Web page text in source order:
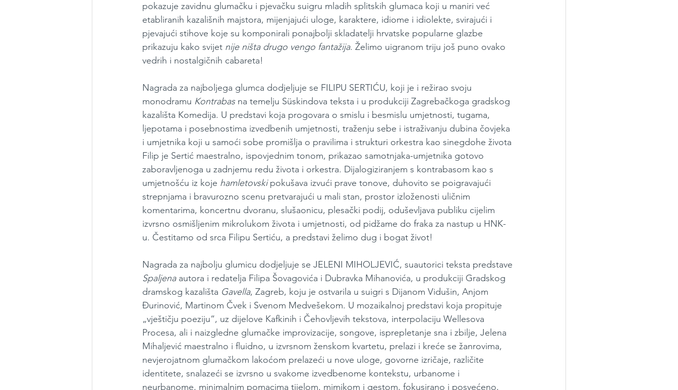
pokazuje zavidnu glumačku i pjevačku suigru mladih splitskih glumaca koji u maniri već
etabliranih kazališnih majstora, mijenjajući uloge, karaktere, idiome i idiolekte, svirajući i
pjevajući stihove koje su komponirali ponajbolji skladatelji hrvatske popularne glazbe
prikazuju kako svijet nije ništa drugo vengo fantažija. Želimo uigranom triju još puno ovako
vedrih i nostalgičnih cabareta!
Nagrada za najboljega glumca dodjeljuje se FILIPU SERTIĆU, koji je i režirao svoju
monodramu Kontrabas na temelju Süskindova teksta i u produkciji Zagrebačkoga gradskog
kazališta Komedija. U predstavi koja progovara o smislu i besmislu umjetnosti, tugama,
ljepotama i posebnostima izvedbenih umjetnosti, traženju sebe i istraživanju dubina čovjeka
i umjetnika koji u samoći sobe promišlja o pravilima i strukturi orkestra kao sinegdohe života
Filip je Sertić maestralno, ispovjednim tonom, prikazao samotnjaka-umjetnika gotovo
zaboravljenoga u zadnjemu redu života i orkestra. Dijalogiziranjem s kontrabasom kao s
umjetnošću iz koje hamletovski pokušava izvući prave tonove, duhovito se poigravajući
strepnjama i bravurozno scenu pretvarajući u mali stan, prostor izloženosti uličnim
komentarima, koncertnu dvoranu, slušaonicu, plesački podij, oduševljava publiku cijelim
izvrsno osmišljenim mikrolukom života i umjetnosti, od pidžame do fraka za nastup u HNK-
u. Čestitamo od srca Filipu Sertiću, a predstavi želimo dug i bogat život!
Nagrada za najbolju glumicu dodjeljuje se JELENI MIHOLJEVIĆ, suautorici teksta predstave
Spaljena autora i redatelja Filipa Šovagovića i Dubravka Mihanovića, u produkciji Gradskog
dramskog kazališta Gavella, Zagreb, koju je ostvarila u suigri s Dijanom Vidušin, Anjom
Đurinović, Martinom Čvek i Svenom Medvešekom. U mozaikalnoj predstavi koja propituje
„vještičju poeziju“, uz dijelove Kafkinih i Čehovljevih tekstova, interpolaciju Wellesova
Procesa, ali i naizgledne glumačke improvizacije, songove, isprepletanje sna i zbilje, Jelena
Mihaljević maestralno i fluidno, u izvrsnom ženskom kvartetu, prelazi i kreće se žanrovima,
nevjerojatnom glumačkom lakoćom prelazeći u nove uloge, govorne izričaje, različite
identitete, snalazeći se izvrsno u svakome izvedbenome kontekstu, urbanome i
neurbanome, minimalnim pomacima tijelom, mimikom i gestom, fokusirano i posvećeno,